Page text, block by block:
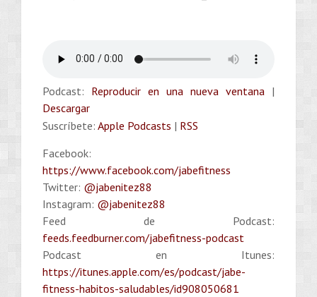
Podcast: Reproducir en una nueva ventana |
Descargar
Suscríbete: Apple Podcasts | RSS
Facebook:
https://www.facebook.com/jabefitness
Twitter: @jabenitez88
Instagram: @jabenitez88
Feed de Podcast:
feeds.feedburner.com/jabefitness-podcast
Podcast en Itunes:
https://itunes.apple.com/es/podcast/jabe-
fitness-habitos-saludables/id908050681